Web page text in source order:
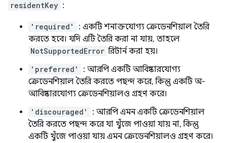
residentKey :
'required'
: একটি শনাক্তযোগ্য ক্রেডেনশিয়াল তৈরি
করতে হবে। যদি এটি তৈরি করা না যায়, তাহলে
NotSupportedError রিটার্ন করা হয়।
'preferred'
: আরপি একটি আবিষ্কারযোগ্য
ক্রেডেনশিয়াল তৈরি করতে পছন্দ করে, কিন্তু একটি অ-
আবিষ্কারযোগ্য ক্রেডেনশিয়ালও গ্রহণ করে।
'discouraged'
: আরপি এমন একটি ক্রেডেনশিয়াল
তৈরি করতে পছন্দ করে যা খুঁজে পাওয়া যায় না, কিন্তু
একটি খুঁজে পাওয়া যায় এমন ক্রেডেনশিয়ালও গ্রহণ করে।